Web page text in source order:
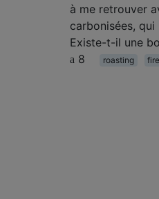
à me retrouver
carbonisées,
Existe-t-il une
8
roasting fire